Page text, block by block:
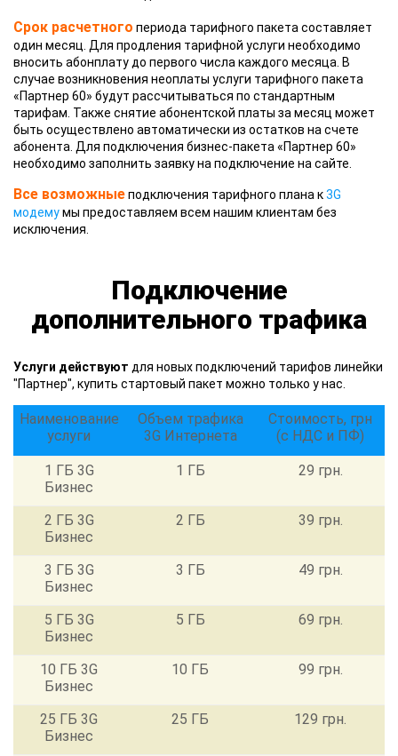
Срок расчетного периода тарифного пакета составляет
один месяц. Для продления тарифной услуги необходимо
вносить абонплату до первого числа каждого месяца. В
случае возникновения неоплаты услуги тарифного пакета
«Партнер 60» будут рассчитываться по стандартным
тарифам. Также снятие абонентской платы за месяц может
быть осуществлено автоматически из остатков на счете
абонента. Для подключения бизнес-пакета «Партнер 60»
необходимо заполнить заявку на подключение на сайте.
Все возможныеподключения тарифного плана к3G
модемумы предоставляем всем нашим клиентам без
исключения.
Подключение
дополнительного трафика
Услуги действуют для новых подключений тарифов линейки
"Партнер", купить стартовый пакет можно только у нас.
Наименование
услуги
Объем трафика
3G Интернета
Стоимость, грн
(с НДС и ПФ)
1 ГБ 3G
Бизнес
1 ГБ 29 грн.
2 ГБ 3G
Бизнес
2 ГБ 39 грн.
3 ГБ 3G
Бизнес
3 ГБ 49 грн.
5 ГБ 3G
Бизнес
5 ГБ 69 грн.
10 ГБ 3G
Бизнес
10 ГБ 99 грн.
25 ГБ 3G
Бизнес
25 ГБ 129 грн.